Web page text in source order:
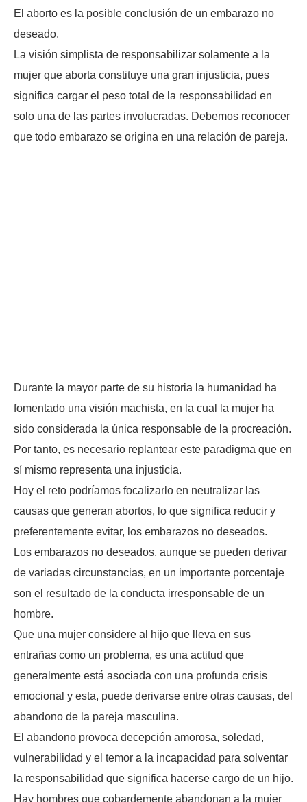
El aborto es la posible conclusión de un embarazo no
deseado.
La visión simplista de responsabilizar solamente a la
mujer que aborta constituye una gran injusticia, pues
significa cargar el peso total de la responsabilidad en
solo una de las partes involucradas. Debemos reconocer
que todo embarazo se origina en una relación de pareja.
Durante la mayor parte de su historia la humanidad ha
fomentado una visión machista, en la cual la mujer ha
sido considerada la única responsable de la procreación.
Por tanto, es necesario replantear este paradigma que en
sí mismo representa una injusticia.
Hoy el reto podríamos focalizarlo en neutralizar las
causas que generan abortos, lo que significa reducir y
preferentemente evitar, los embarazos no deseados.
Los embarazos no deseados, aunque se pueden derivar
de variadas circunstancias, en un importante porcentaje
son el resultado de la conducta irresponsable de un
hombre.
Que una mujer considere al hijo que lleva en sus
entrañas como un problema, es una actitud que
generalmente está asociada con una profunda crisis
emocional y esta, puede derivarse entre otras causas, del
abandono de la pareja masculina.
El abandono provoca decepción amorosa, soledad,
vulnerabilidad y el temor a la incapacidad para solventar
la responsabilidad que significa hacerse cargo de un hijo.
Hay hombres que cobardemente abandonan a la mujer